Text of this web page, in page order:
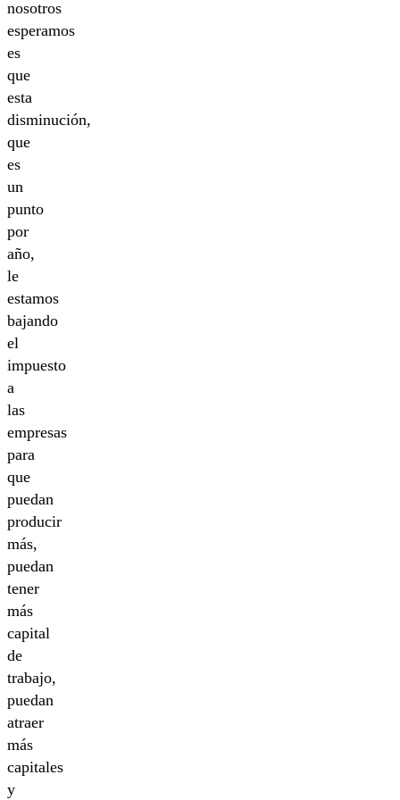
nosotros
esperamos
es
que
esta
disminución,
que
es
un
punto
por
año,
le
estamos
bajando
el
impuesto
a
las
empresas
para
que
puedan
producir
más,
puedan
tener
más
capital
de
trabajo,
puedan
atraer
más
capitales
y